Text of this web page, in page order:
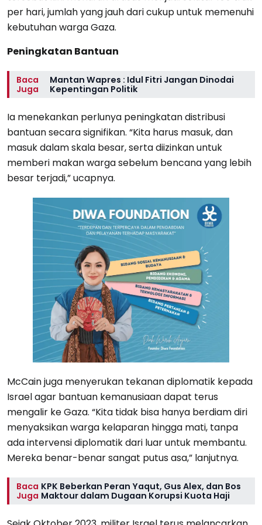
per hari, jumlah yang jauh dari cukup untuk memenuhi
kebutuhan warga Gaza.
Peningkatan Bantuan
Baca
Juga
Mantan Wapres : Idul Fitri Jangan Dinodai
Kepentingan Politik
Ia menekankan perlunya peningkatan distribusi
bantuan secara signifikan. “Kita harus masuk, dan
masuk dalam skala besar, serta diizinkan untuk
memberi makan warga sebelum bencana yang lebih
besar terjadi,” ucapnya.
McCain juga menyerukan tekanan diplomatik kepada
Israel agar bantuan kemanusiaan dapat terus
mengalir ke Gaza. “Kita tidak bisa hanya berdiam diri
menyaksikan warga kelaparan hingga mati, tanpa
ada intervensi diplomatik dari luar untuk membantu.
Mereka benar-benar sangat putus asa,” lanjutnya.
Baca
Juga
KPK Beberkan Peran Yaqut, Gus Alex, dan Bos
Maktour dalam Dugaan Korupsi Kuota Haji